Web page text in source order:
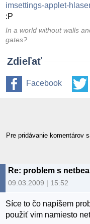
imsettings-applet-
:P
In a world without walls
gates?
Zdieľať
Facebook
Pre pridávanie komentárov
Re: problem s
09.03.2009 | 15:52
Síce to čo napíšem
použiť vim namiesto